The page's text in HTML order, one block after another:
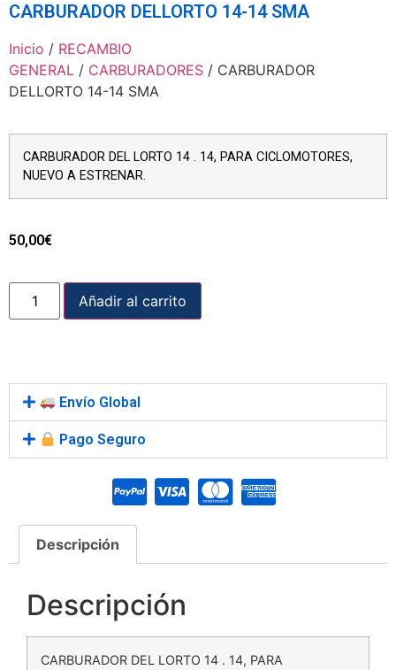
CARBURADOR DELLORTO 14-14 SMA
Inicio / RECAMBIO
GENERAL / CARBURADORES / CARBURADOR
DELLORTO 14-14 SMA
CARBURADOR DEL LORTO 14 . 14, PARA CICLOMOTORES,
NUEVO A ESTRENAR.
50,00€
Añadir al carrito
Envío Global
Pago Seguro
Descripción
Descripción
CARBURADOR DEL LORTO 14 . 14, PARA